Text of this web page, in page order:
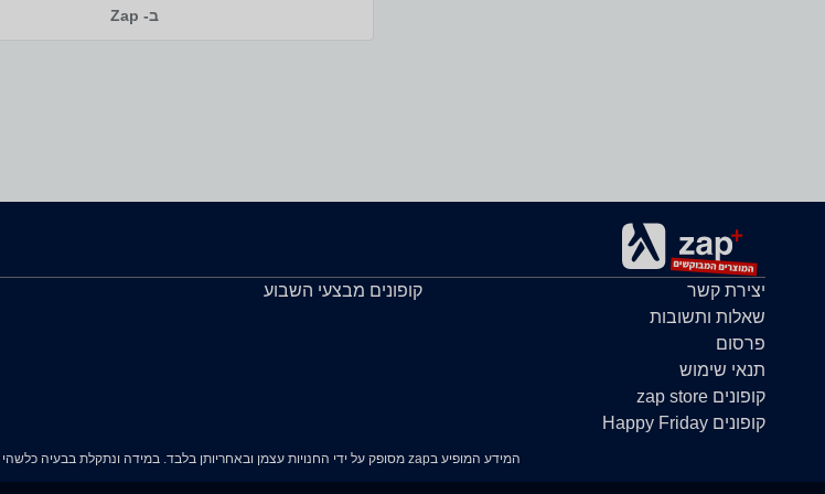
ב- Zap
יצירת קשר
שאלות ותשובות
פרסום
תנאי שימוש
קופונים zap store
קופונים Happy Friday
קופונים מבצעי השבוע
המידע המופיע בzap מסופק על ידי החנויות עצמן ובאחריותן בלבד. במידה ונתקלת בבעיה כלשהי בנתונים המוצגים באתר, אנא שלח אלינו הודעה ואנו נטפל בעניין.